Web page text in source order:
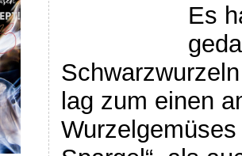
Es
lag zum einen